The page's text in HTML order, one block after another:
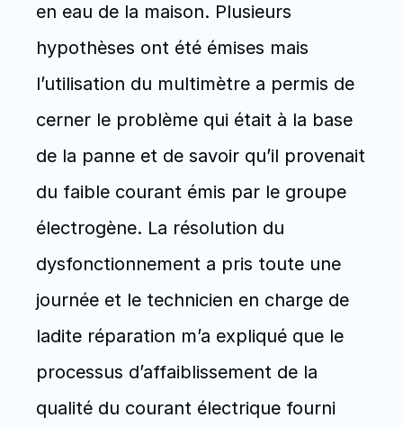
en eau de la maison. Plusieurs
hypothèses ont été émises mais
l’utilisation du multimètre a permis de
cerner le problème qui était à la base
de la panne et de savoir qu’il provenait
du faible courant émis par le groupe
électrogène. La résolution du
dysfonctionnement a pris toute une
journée et le technicien en charge de
ladite réparation m’a expliqué que le
processus d’affaiblissement de la
qualité du courant électrique fourni